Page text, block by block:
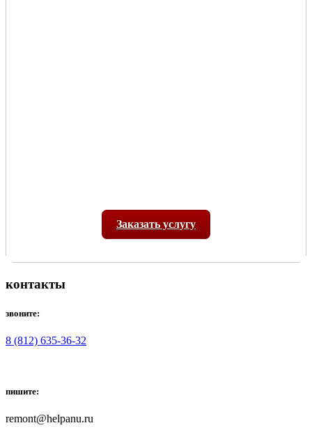
Заказать услугу
контакты
звоните:
8 (812) 635-36-32
пишите:
remont@helpanu.ru